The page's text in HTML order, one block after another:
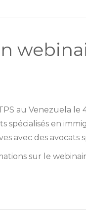
au Venezuela
spécialisés en
avec des avocats
sur le